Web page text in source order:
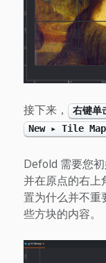
接下来， 右键单
New ▸ Tile Map
Defold 需要您初
并在原点的右上
置为什么并不重
些方块的内容。